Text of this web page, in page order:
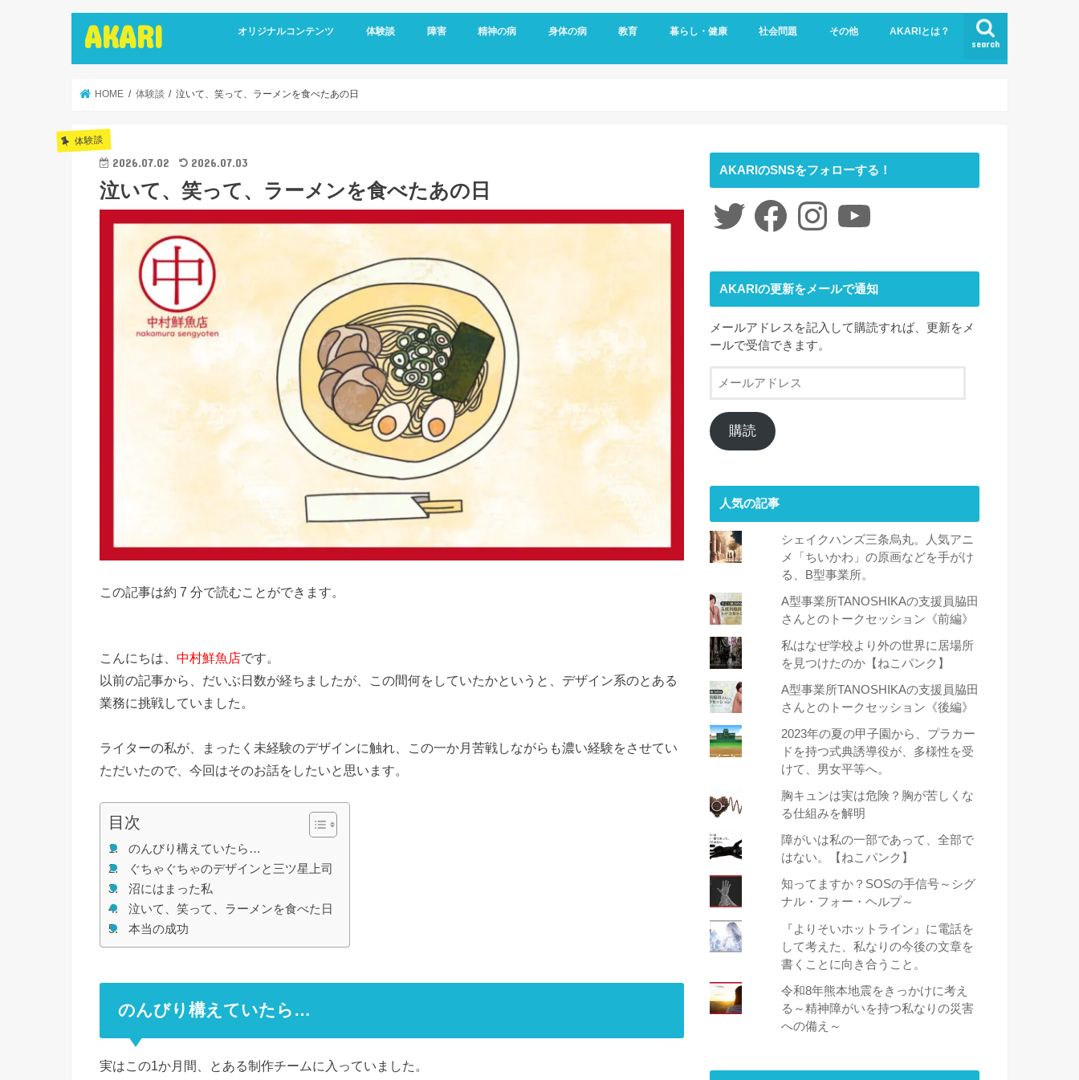
AKARI search
オリジナルコンテンツ
インタビュー
ライターズインタビュー
リカバリーストーリーズ
広報誌
体験談
メッセージ
障害
視覚障害
聴覚障害
発達障害
知的障害
障害年金
障害者雇用
精神の病
うつ病
双極性障害
統合失調症
パニック障害
不安神経症
依存症
適応障害
身体の病
アレルギー
頭痛
ダウン症
がん
リウマチ
更年期障害
内臓の病気
整形外科の病気
脳・心臓の病気
糖尿病
その他の身体の病
教育
子育て
暮らし・健康
予防
女性特有の悩み
睡眠
社会問題
社会福祉
LGBTQ
コロナ
ジェンダー
ニュース
介護
時事ネタ
災害
社会学
その他
アート
ファッション
夢
心理学
書評
AKARIとは？
お問い合わせ
サイトマップ
会社概要
HOME 体験談 泣いて、笑って、ラーメンを食べたあの日
体験談
2026.07.02 2026.07.03
泣いて、笑って、ラーメンを食べたあの日
この記事は約 7 分で読むことができます。
こんにちは、 中村鮮魚店です。
以前の記事から、だいぶ日数が経ちましたが、この間何をしていたかというと、デザイン系のとある
業務に挑戦していました。
ライターの私が、まったく未経験のデザインに触れ、この一か月苦戦しながらも濃い経験をさせてい
ただいたので、今回はそのお話をしたいと思います。
目次
のんびり構えていたら…
ぐちゃぐちゃのデザインと三ツ星上司
沼にはまった私
泣いて、笑って、ラーメンを食べた日
本当の成功
のんびり構えていたら…
実はこの1か月間、とある制作チームに入っていました。
AKARIのSNSをフォローする！
Twitter FacebookInstagramYouTube
AKARIの更新をメールで通知
メールアドレスを記入して購読すれば、更新をメ
ールで受信できます。
ー
ア
ド
購読
人気の記事
シェイクハンズ三条烏丸。人気アニ
メ「ちいかわ」の原画などを手がけ
る、B型事業所。
A型事業所TANOSHIKAの支援員脇田
さんとのトークセッション《前編》
私はなぜ学校より外の世界に居場所
を見つけたのか【ねこパンク】
A型事業所TANOSHIKAの支援員脇田
さんとのトークセッション《後編》
2023年の夏の甲子園から、プラカー
ドを持つ式典誘導役が、多様性を受
けて、男女平等へ。
胸キュンは実は危険？胸が苦しくな
る仕組みを解明
障がいは私の一部であって、全部で
はない。【ねこパンク】
知ってますか？SOSの手信号～シグ
ナル・フォー・ヘルプ～
『よりそいホットライン』に電話を
して考えた、私なりの今後の文章を
書くことに向き合うこと。
令和8年熊本地震をきっかけに考え
る～精神障がいを持つ私なりの災害
への備え～